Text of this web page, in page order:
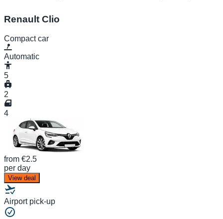
Renault Clio
Compact car
Automatic
5
2
4
from €2.5
per day
View deal
Airport pick-up